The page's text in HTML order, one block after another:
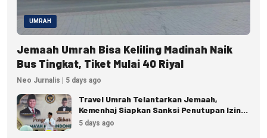
UMRAH
Jemaah Umrah Bisa Keliling Madinah Naik
Bus Tingkat, Tiket Mulai 40 Riyal
Neo Jurnalis | 5 days ago
Travel Umrah Telantarkan Jemaah,
Kemenhaj Siapkan Sanksi Penutupan Izin
hingga Pidana
5 days ago